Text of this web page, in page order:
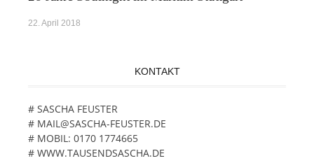
22. April 2018
KONTAKT
# SASCHA FEUSTER
# MAIL@SASCHA-FEUSTER.DE
# MOBIL: 0170 1774665
# WWW.TAUSENDSASCHA.DE